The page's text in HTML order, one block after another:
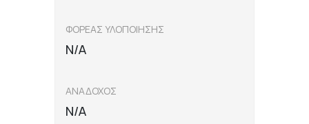
ΦΟΡΕΑΣ ΥΛΟΠΟΙΗΣΗΣ
N/A
ΑΝΑΔΟΧΟΣ
N/A